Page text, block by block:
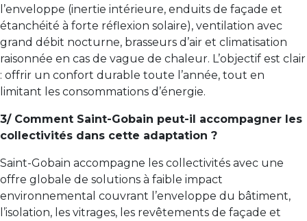
l’enveloppe (inertie intérieure, enduits de façade et
étanchéité à forte réflexion solaire), ventilation avec
grand débit nocturne, brasseurs d’air et climatisation
raisonnée en cas de vague de chaleur. L’objectif est clair
: offrir un confort durable toute l’année, tout en
limitant les consommations d’énergie.
3/ Comment Saint-Gobain peut-il accompagner les
collectivités dans cette adaptation ?
Saint-Gobain accompagne les collectivités avec une
offre globale de solutions à faible impact
environnemental couvrant l’enveloppe du bâtiment,
l’isolation, les vitrages, les revêtements de façade et